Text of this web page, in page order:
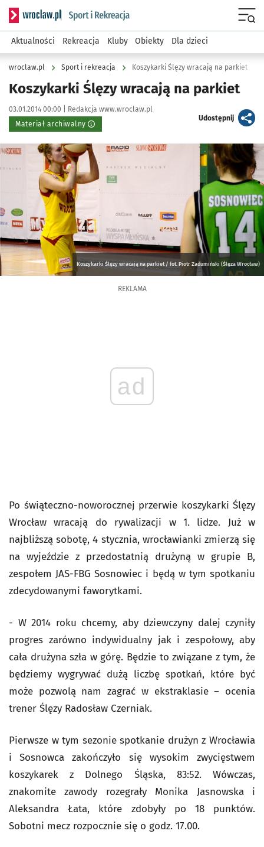
Serwis informacyjny wroclaw.pl podserwis: Sport i rekreacja
Aktualności Rekreacja Kluby Obiekty Dla dzieci
wroclaw.pl Sport i rekreacja Koszykarki Ślęzy wracają na parkiet
Koszykarki Ślęzy wracają na parkiet
Data publikacji:
03.01.2014 00:00 | Autor:
Redakcja www.wroclaw.pl
Materiał archiwalny
Udostępnijartykuł
Kliknij, aby powiększyć
Koszykarki Ślęzy wracają na parkiet / fot. Piotr Zadumiński (Ślęza Wrocław)
REKLAMA
ad
Po świąteczno-noworocznej przerwie koszykarki Ślęzy
Wrocław wracają do rywalizacji w 1. lidze. Już w
najbliższą sobotę, 4 stycznia, wrocławianki zmierzą się
na wyjeździe z przedostatnią drużyną w grupie B,
zespołem JAS-FBG Sosnowiec i będą w tym spotkaniu
zdecydowanymi faworytkami.
- W 2014 roku chcemy, aby dziewczyny dalej czyniły
progres zarówno indywidualny jak i zespołowy, aby
cała drużyna szła w górę. Będzie to związane z tym, że
będziemy wygrywać dużą liczbę spotkań, które być
może pozwolą nam zagrać w ekstraklasie – ocenia
trener Ślęzy Radosław Czerniak.
Pierwsze w tym sezonie spotkanie drużyn z Wrocławia
i Sosnowca zakończyło się wysokim zwycięstwem
koszykarek z Dolnego Śląska, 83:52. Wówczas,
znakomite zawody rozegrały Monika Jasnowska i
Aleksandra Łata, które zdobyły po 18 punktów.
Sobotni mecz rozpocznie się o godz. 17.00.